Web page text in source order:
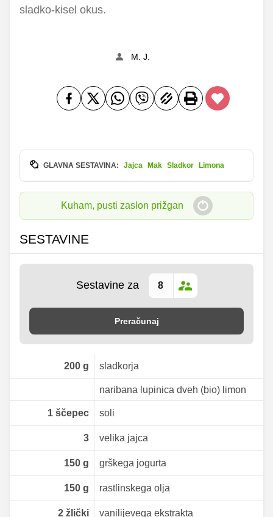
sladko-kisel okus.
M. J.
GLAVNA SESTAVINA: Jajca Mak Sladkor Limona
Kuham, pusti zaslon prižgan
SESTAVINE
Sestavine za
Preračunaj
200g sladkorja
naribana lupinica dveh (bio) limon
1ščepec soli
3 velika jajca
150g grškega jogurta
150g rastlinskega olja
2žlički vanilijevega ekstrakta